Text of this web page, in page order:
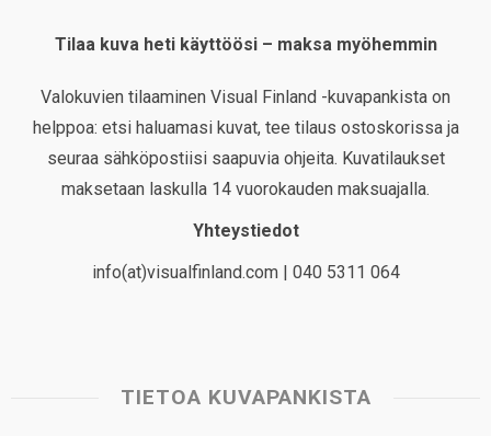
Tilaa kuva heti käyttöösi – maksa myöhemmin
Valokuvien tilaaminen Visual Finland -kuvapankista on
helppoa: etsi haluamasi kuvat, tee tilaus ostoskorissa ja
seuraa sähköpostiisi saapuvia ohjeita. Kuvatilaukset
maksetaan laskulla 14 vuorokauden maksuajalla.
Yhteystiedot
info(at)visualfinland.com | 040 5311 064
TIETOA KUVAPANKISTA